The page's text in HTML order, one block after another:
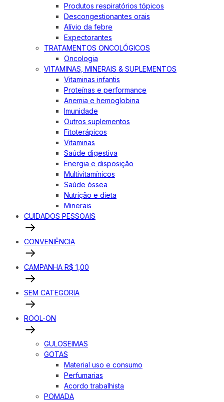
Produtos respiratórios tópicos
Descongestionantes orais
Alívio da febre
Expectorantes
TRATAMENTOS ONCOLÓGICOS
Oncologia
VITAMINAS, MINERAIS & SUPLEMENTOS
Vitaminas infantis
Proteínas e performance
Anemia e hemoglobina
Imunidade
Outros suplementos
Fitoterápicos
Vitaminas
Saúde digestiva
Energia e disposição
Multivitamínicos
Saúde óssea
Nutrição e dieta
Minerais
CUIDADOS PESSOAIS
CONVENIÊNCIA
CAMPANHA R$ 1,00
SEM CATEGORIA
ROOL-ON
GULOSEIMAS
GOTAS
Material uso e consumo
Perfumarias
Acordo trabalhista
POMADA